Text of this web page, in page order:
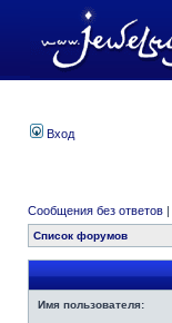
Вход
Сообщения без ответов |
Список форумов
Имя пользователя: